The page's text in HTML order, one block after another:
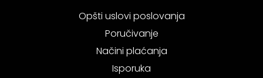
Opšti uslovi poslovanja
Poručivanje
Načini plaćanja
Isporuka